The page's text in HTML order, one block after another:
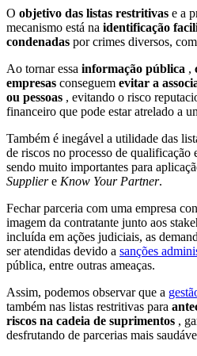
O objetivo das listas restritivas e a
mecanismo está na identificação
condenadas por crimes diversos,
Ao tornar essa informação pública ,
empresas conseguem evitar a
ou pessoas , evitando o risco
financeiro que pode estar atrelado a
Também é inegável a utilidade das
de riscos no processo de qualificação
sendo muito importantes para
Suppliere Know Your Partner.
Fechar parceria com uma empresa
imagem da contratante junto aos
incluída em ações judiciais, as
ser atendidas devido a sanções
pública, entre outras ameaças.
Assim, podemos observar que a
também nas listas restritivas para
riscos na cadeia de suprimentos ,
desfrutando de parcerias mais